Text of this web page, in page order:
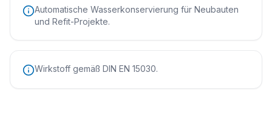
Automatische Wasserkonservierung für Neubauten
und Refit-Projekte.
Wirkstoff gemäß DIN EN 15030.